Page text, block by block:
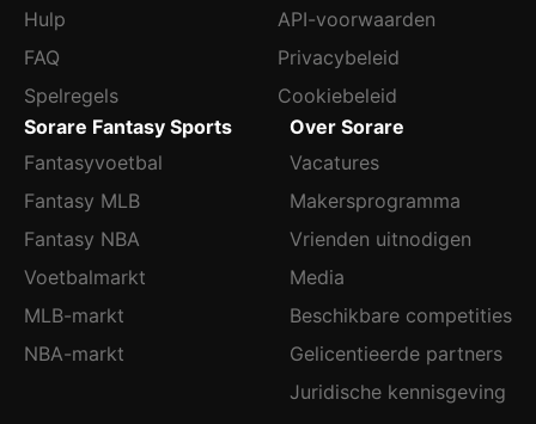
Hulp
FAQ
Spelregels
API-voorwaarden
Privacybeleid
Cookiebeleid
Sorare Fantasy Sports
Fantasyvoetbal
Fantasy MLB
Fantasy NBA
Voetbalmarkt
MLB-markt
NBA-markt
Over Sorare
Vacatures
Makersprogramma
Vrienden uitnodigen
Media
Beschikbare competities
Gelicentieerde partners
Juridische kennisgeving